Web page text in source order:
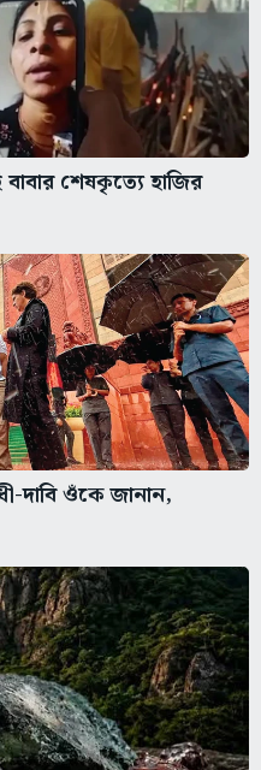
বাবার শেষকৃত্যে হাজির
দাবি ওঁকে জানান,